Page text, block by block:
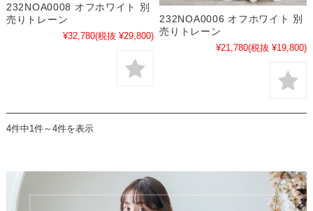
232NOA0008 オフホワイト 別
売りトレーン
¥32,780(税抜 ¥29,800)
232NOA0006 オフホワイト 別
売りトレーン
¥21,780(税抜 ¥19,800)
4件中1件～4件を表示